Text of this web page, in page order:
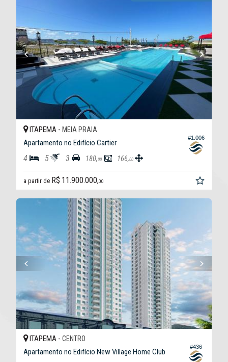
#1.006
ITAPEMA - MEIA PRAIA
Apartamento no Edifício Cartier
4 5 3 180,00 166,00
a partir de R$ 11.900.000,00
#436
ITAPEMA - CENTRO
Apartamento no Edifício New Village Home Club